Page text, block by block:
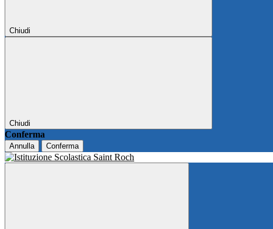
Chiudi
Chiudi
Conferma
Annulla Conferma